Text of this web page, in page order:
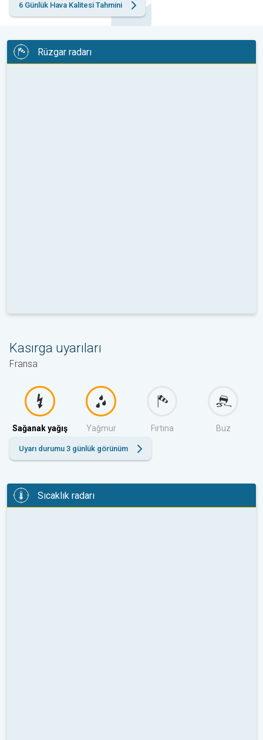
6 Günlük Hava Kalitesi Tahmini
Rüzgar radarı
Kasırga uyarıları
Fransa
Sağanak yağış Yağmur Fırtına Buz
Uyarı durumu 3 günlük görünüm
Sıcaklık radarı